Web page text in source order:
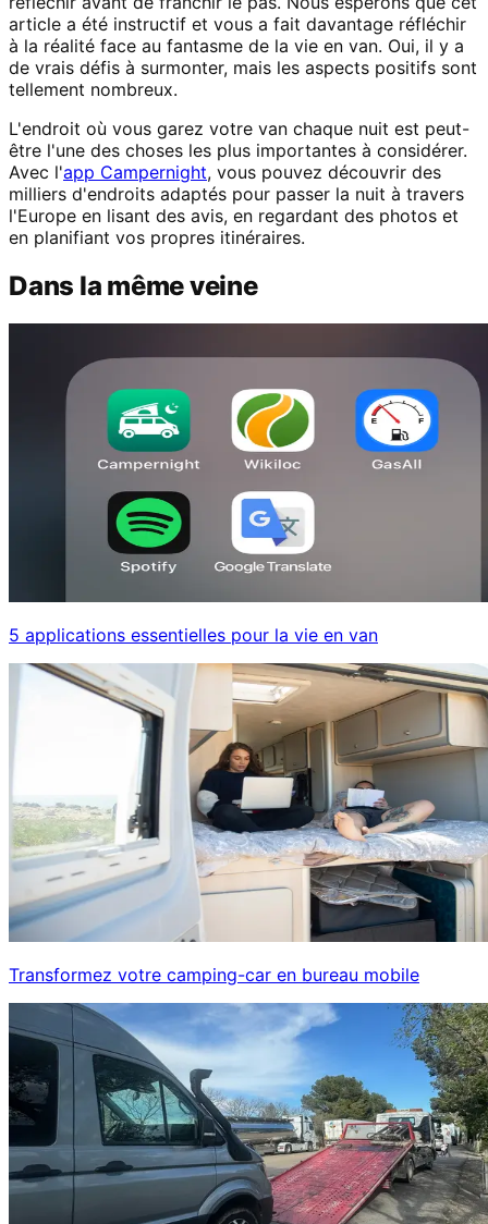
article a été instructif et vous a fait davantage réfléchir
à la réalité face au fantasme de la vie en van. Oui, il y a
de vrais défis à surmonter, mais les aspects positifs sont
tellement nombreux.
L'endroit où vous garez votre van chaque nuit est peut-
être l'une des choses les plus importantes à considérer.
Avec l'app Campernight, vous pouvez découvrir des
milliers d'endroits adaptés pour passer la nuit à travers
l'Europe en lisant des avis, en regardant des photos et
en planifiant vos propres itinéraires.
Dans la même veine
5 applications essentielles pour la vie en van
Transformez votre camping-car en bureau mobile